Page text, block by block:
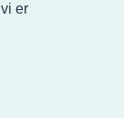
er